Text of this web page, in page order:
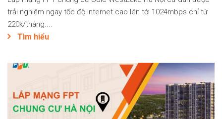
trải nghiệm ngay tốc độ internet cao lên tới 1024mbps chỉ từ
220k/tháng....
Tìm hiểu